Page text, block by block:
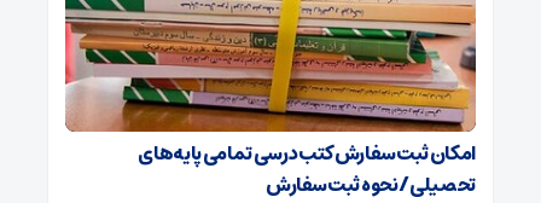
امکان ثبت سفارش کتب درسی تمامی پایه‌های
تحصیلی/ نحوه ثبت سفارش